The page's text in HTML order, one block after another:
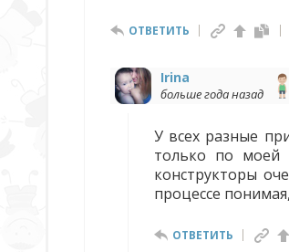
ОТВЕТИТЬ
Irina
больше года назад
У всех разные
только по моей
конструкторы
процессе
ОТВЕТИТЬ